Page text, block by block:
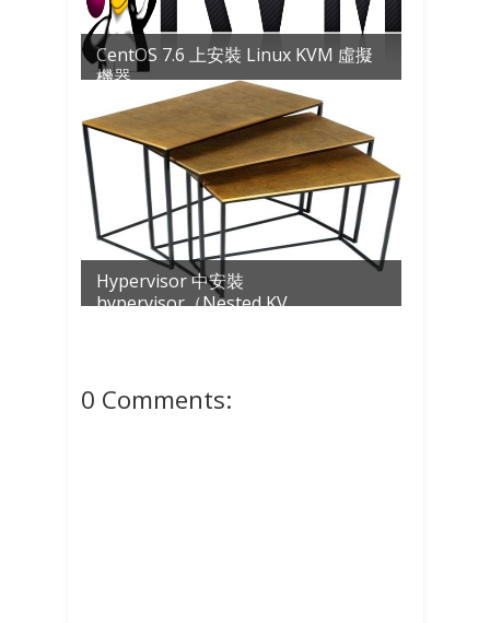
CentOS 7.6 上安裝 Linux KVM 虛擬
機器
Hypervisor 中安裝
hypervisor（Nested KV...
0 Comments: